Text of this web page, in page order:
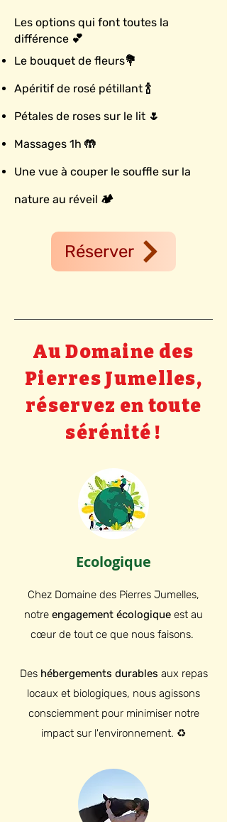
Les options qui font toutes la
différence 💕
Le bouquet de fleurs💐
Apéritif de rosé pétillant 🍾
Pétales de roses sur le lit 🌷
Massages 1h 🤲
Une vue à couper le souffle sur la
nature au réveil 🏕️
Réserver
Au Domaine des
Pierres Jumelles,
réservez en toute
sérénité !
Ecologique
Chez Domaine des Pierres Jumelles,
notre engagement écologique est au
cœur de tout ce que nous faisons.
Des hébergements durables aux repas
locaux et biologiques, nous agissons
consciemment pour minimiser notre
impact sur l'environnement. ♻️